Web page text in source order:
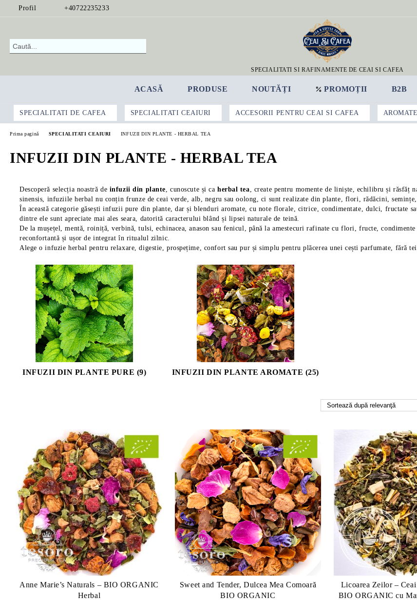
Profil +40722235233
SPECIALITATI SI RAFINAMENTE DE CEAI SI CAFEA
ACASĂ PRODUSE NOUTĂȚI PROMOȚII B2B
SPECIALITATI DE CAFEA SPECIALITATI CEAIURI ACCESORII PENTRU CEAI SI CAFEA
Prima pagină SPECIALITATI CEAIURI INFUZII DIN PLANTE - HERBAL TEA
INFUZII DIN PLANTE - HERBAL TEA
Descoperă selecția noastră de infuzii din plante, cunoscute și ca herbal tea, create pentru momente de liniște, echilibru și răsfăț
sinensis, infuziile herbal nu conțin frunze de ceai verde, alb, negru sau oolong, ci sunt realizate din plante, flori, rădăcini,
În această categorie găsești infuzii pure din plante, dar și blenduri aromate, cu note florale, citrice, condimentate, dulci, fructate
dintre ele sunt apreciate mai ales seara, datorită caracterului blând și lipsei naturale de teină.
De la mușețel, mentă, roiniță, verbină, tulsi, echinacea, anason sau fenicul, până la amestecuri rafinate cu flori, fructe,
reconfortantă și ușor de integrat în ritualul zilnic.
Alege o infuzie herbal pentru relaxare, digestie, prospețime, confort sau pur și simplu pentru plăcerea unei cești parfumate, fără
INFUZII DIN PLANTE PURE (9) INFUZII DIN PLANTE AROMATE (25)
Anne Marie’s Naturals – BIO ORGANIC
Herbal
Sweet and Tender, Dulcea Mea Comoară
BIO ORGANIC
Licoarea Zeilor –
BIO ORGANIC cu